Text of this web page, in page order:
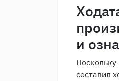
и
Поскольку
составил